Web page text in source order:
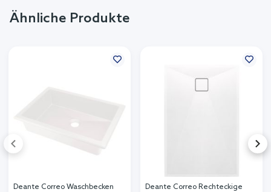
Ähnliche Produkte
Deante Correo Waschbecken
Deante Correo Rechteckige